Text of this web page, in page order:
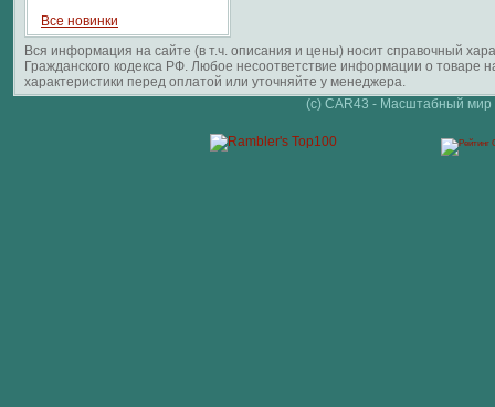
Все новинки
Вся информация на сайте (в т.ч. описания и цены) носит справочный
Гражданского кодекса РФ. Любое несоответствие информации о
характеристики перед оплатой или уточняйте у менеджера.
(c) CAR43 - Масштабный мир